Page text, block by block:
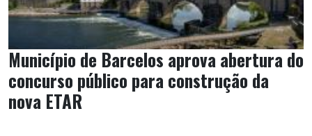
Município de Barcelos aprova abertura do
concurso público para construção da
nova ETAR